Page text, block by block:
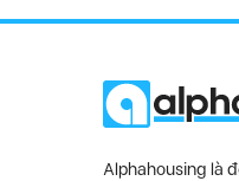
Alphahousing là